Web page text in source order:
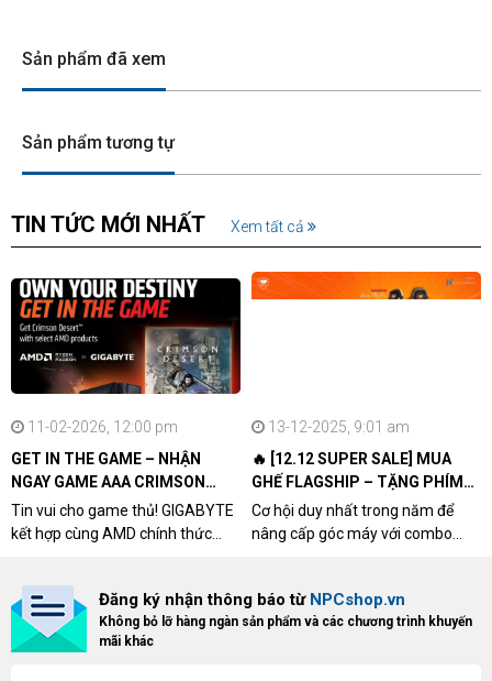
Sản phẩm đã xem
Sản phẩm tương tự
TIN TỨC MỚI NHẤT Xem tất cả
11-02-2026, 12:00 pm
GET IN THE GAME – NHẬN
NGAY GAME AAA CRIMSON
DESERT CÙNG GIGABYTE &
AMD
Tin vui cho game thủ! GIGABYTE
kết hợp cùng AMD chính thức
khách hàng sở hữu VGA Radeon
RX 9070 / RX 9070 XT.
13-12-2025, 9:01 am
🔥 [12.12 SUPER SALE] MUA
GHẾ FLAGSHIP – TẶNG PHÍM
CƠ XỊN
Cơ hội duy nhất trong năm để
nâng cấp góc máy với combo
dòng ghế Gaming cao cấp nhất,
bạn sẽ nhận ngay quà tặng trị giá
Đăng ký nhận thông báo từ NPCshop.vn
Không bỏ lỡ hàng ngàn sản phẩm và các chương trình khuyến
mãi khác